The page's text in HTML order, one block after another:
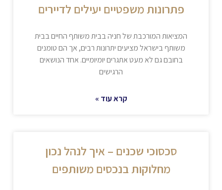
פתרונות משפטיים יעילים לדיירים
המציאות המורכבת של חניה בבית משותף החיים בבית
משותף בישראל מציעים יתרונות רבים, אך הם טומנים
בחובם גם לא מעט אתגרים יומיומיים. אחד הנושאים
הרגישים
קרא עוד »
סכסוכי שכנים – איך לנהל נכון
מחלוקות בנכסים משותפים